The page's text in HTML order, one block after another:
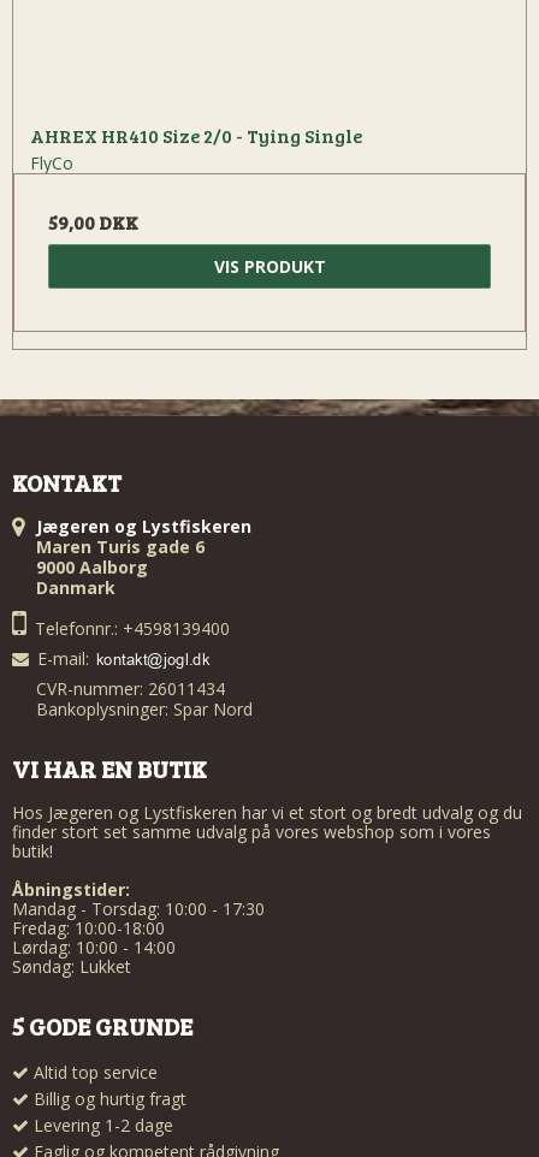
AHREX HR410 Size 2/0 - Tying Single
FlyCo
59,00 DKK
VIS PRODUKT
KONTAKT
Jægeren og Lystfiskeren
Maren Turis gade 6
9000 Aalborg
Danmark
Telefonnr.: +4598139400
E-mail:
CVR-nummer: 26011434
Bankoplysninger: Spar Nord
VI HAR EN BUTIK
Hos Jægeren og Lystfiskeren har vi et stort og bredt udvalg og du
finder stort set samme udvalg på vores webshop som i vores
butik!
Åbningstider:
Mandag - Torsdag: 10:00 - 17:30
Fredag: 10:00-18:00
Lørdag: 10:00 - 14:00
Søndag: Lukket
5 GODE GRUNDE
Altid top service
Billig og hurtig fragt
Levering 1-2 dage
Faglig og kompetent rådgivning